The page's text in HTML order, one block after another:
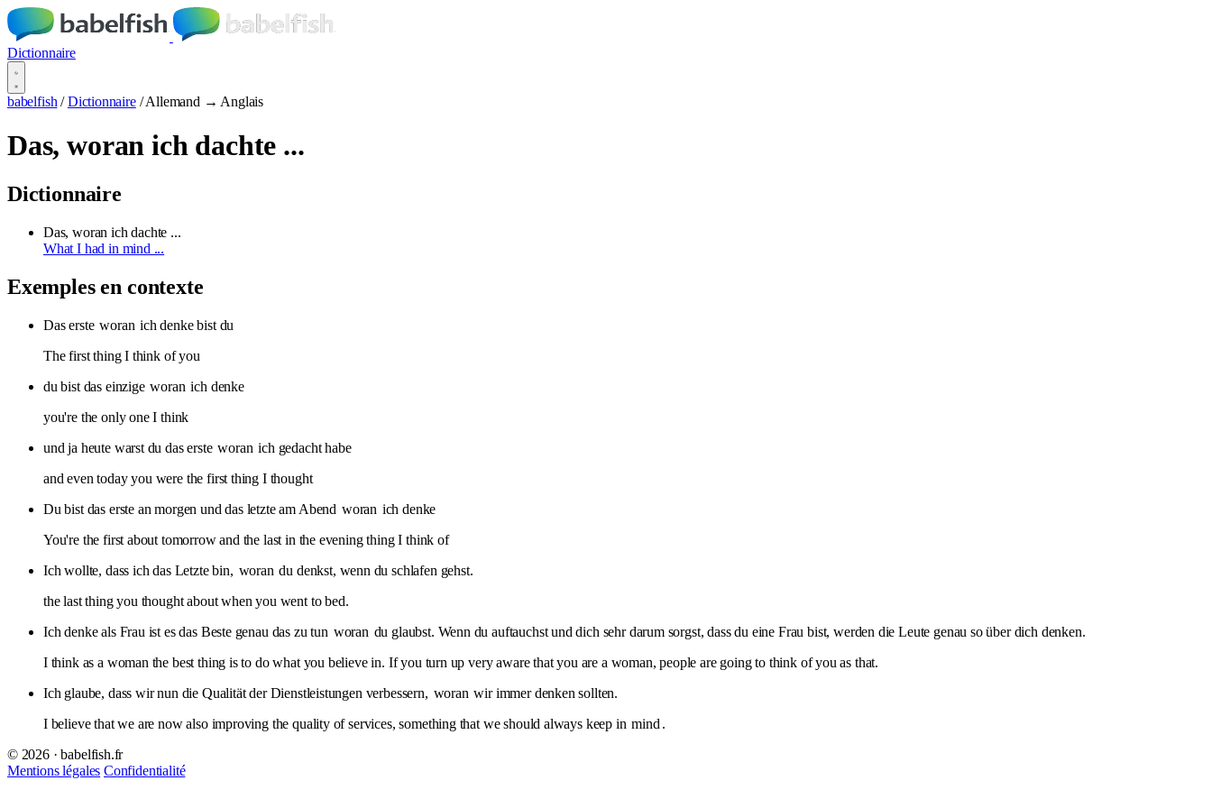
Dictionnaire
babelfish / Dictionnaire / Allemand → Anglais
Das, woran ich dachte ...
Dictionnaire
Das, woran ich dachte ...
What I had in mind ...
Exemples en contexte
Das erste woran ich denke bist du
The first thing I think of you
du bist das einzige woran ich denke
you're the only one I think
und ja heute warst du das erste woran ich gedacht habe
and even today you were the first thing I thought
Du bist das erste an morgen und das letzte am Abend woran ich denke
You're the first about tomorrow and the last in the evening thing I think of
Ich wollte, dass ich das Letzte bin, woran du denkst, wenn du schlafen gehst.
the last thing you thought about when you went to bed.
Ich denke als Frau ist es das Beste genau das zu tun woran du glaubst. Wenn du auftauchst und dich sehr darum sorgst, dass du eine Frau bist, werden die Leute genau so über dich denken.
I think as a woman the best thing is to do what you believe in. If you turn up very aware that you are a woman, people are going to think of you as that.
Ich glaube, dass wir nun die Qualität der Dienstleistungen verbessern, woran wir immer denken sollten.
I believe that we are now also improving the quality of services, something that we should always keep in mind .
© 2026 · babelfish.fr
Mentions légales Confidentialité